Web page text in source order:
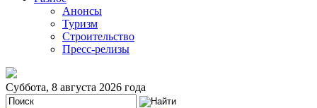
Анонсы
Туризм
Строительство
Пресс-релизы
Суббота, 8 августа 2026 года